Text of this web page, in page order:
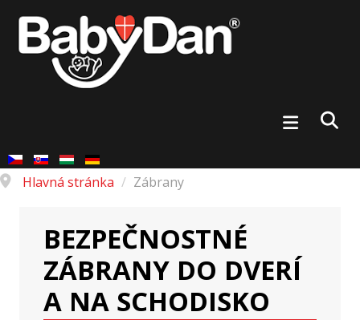
Hlavná stránka / Zábrany
BEZPEČNOSTNÉ
ZÁBRANY DO DVERÍ
A NA SCHODISKO